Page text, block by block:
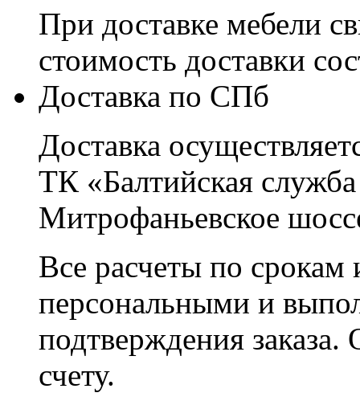
При доставке мебели
стоимость доставки
Доставка по СПб
Доставка
ТК «Балтийская
Митрофаньевское
Все расчеты по срокам
персональными и
подтверждения заказа.
счету.